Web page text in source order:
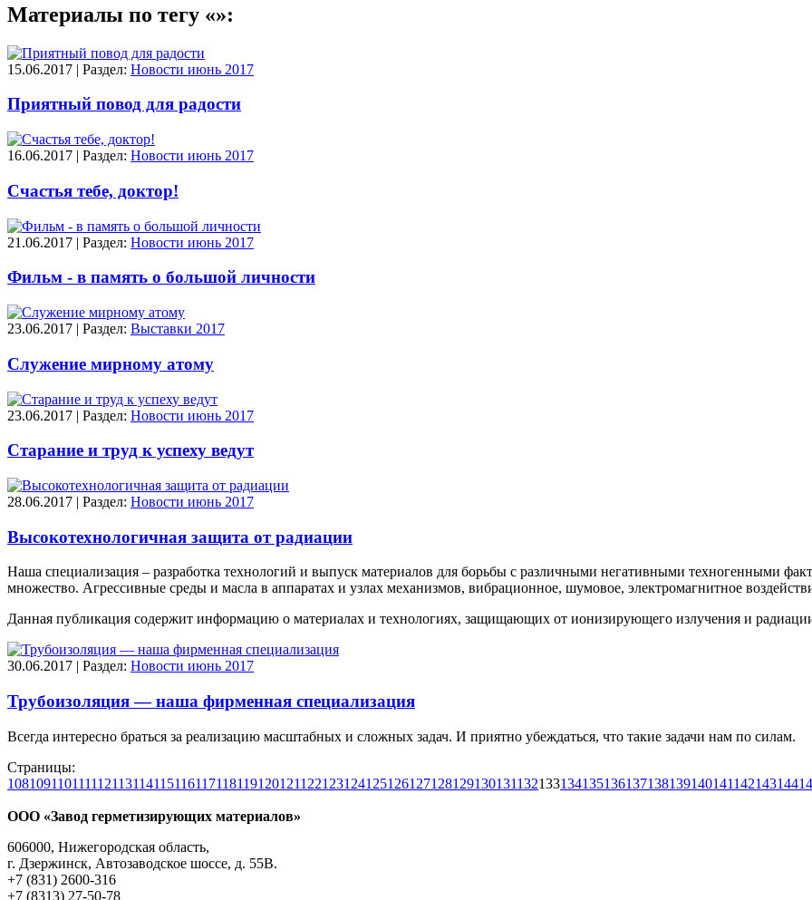
Материалы по тегу «»:
15.06.2017 | Раздел: Новости июнь 2017
Приятный повод для радости
16.06.2017 | Раздел: Новости июнь 2017
Счастья тебе, доктор!
21.06.2017 | Раздел: Новости июнь 2017
Фильм - в память о большой личности
23.06.2017 | Раздел: Выставки 2017
Служение мирному атому
23.06.2017 | Раздел: Новости июнь 2017
Старание и труд к успеху ведут
28.06.2017 | Раздел: Новости июнь 2017
Высокотехнологичная защита от радиации
Наша специализация – разработка технологий и выпуск материалов для борьбы с различными негативными техногенными
множество. Агрессивные среды и масла в аппаратах и узлах механизмов, вибрационное, шумовое, электромагнитное
Данная публикация содержит информацию о материалах и технологиях, защищающих от ионизирующего излучения и
30.06.2017 | Раздел: Новости июнь 2017
Трубоизоляция — наша фирменная специализация
Всегда интересно браться за реализацию масштабных и сложных задач. И приятно убеждаться, что такие задачи нам по силам.
Страницы:
108109110111112113114115116117118119120121122123124125126127128129130131132133134135136137138139140141142143144
ООО «Завод герметизирующих материалов»
606000, Нижегородская область,
г. Дзержинск, Автозаводское шоссе, д. 55В.
+7 (831) 2600-316
+7 (8313) 27-50-78